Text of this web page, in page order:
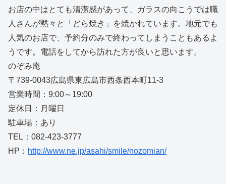
お店の中はとても清潔感があって、ガラスの向こうでは職
人さんが黙々と「どら焼き」を焼かれています。地元でも
人気のお店で、予約分のみで終わってしまうこともあるよ
うです。電話をしてから訪れた方が良いと思います。
のぞみ庵
〒739-0043広島県東広島市西条西本町11-3
営業時間：9:00～19:00
定休日：月曜日
駐車場：あり
TEL：082-423-3777
HP： http://www.ne.jp/asahi/smile/nozomian/